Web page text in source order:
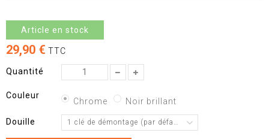
Article en stock
29,90 € TTC
Quantité
Couleur
Chrome Noir brillant
Douille 1 clé de démontage (par défaut)